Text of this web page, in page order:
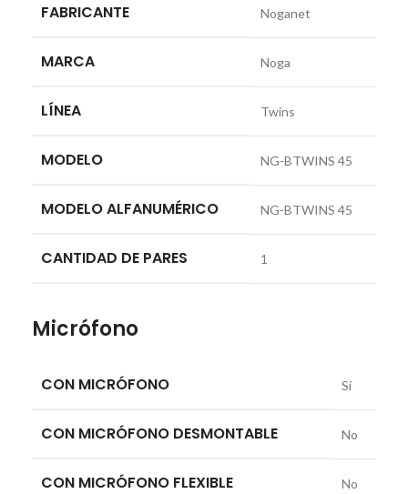
FABRICANTE Noganet
MARCA Noga
LÍNEA Twins
MODELO NG-BTWINS 45
MODELO ALFANUMÉRICO NG-BTWINS 45
CANTIDAD DE PARES 1
Micrófono
CON MICRÓFONO Sí
CON MICRÓFONO DESMONTABLE No
CON MICRÓFONO FLEXIBLE No